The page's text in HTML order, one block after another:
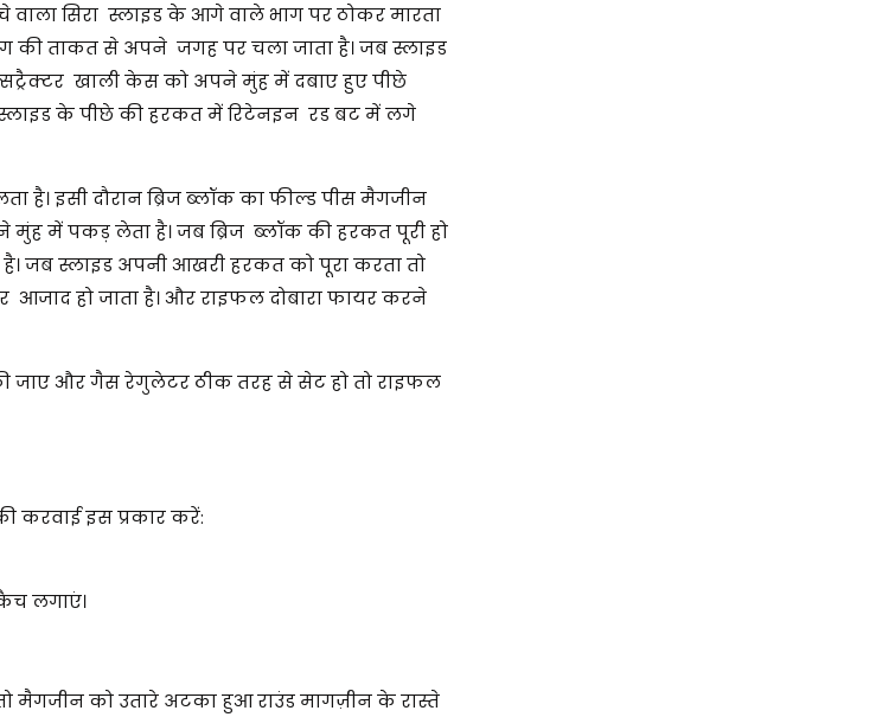
सिरा स्लाइड के आगे वाले भाग पर ठोकर मारता
की ताकत से अपने जगह पर चला जाता है। जब स्लाइड
खाली केस को अपने मुंह में दबाए हुए पीछे
के पीछे की हरकत में रिटेनइन रड बट में लगे
है। इसी दौरान ब्रिज ब्लॉक का फील्ड पीस मैगजीन
में पकड़ लेता है। जब ब्रिज ब्लॉक की हरकत पूरी हो
जब स्लाइड अपनी आखरी हरकत को पूरा करता तो
आजाद हो जाता है। और राइफल दोबारा फायर करने
जाए और गैस रेगुलेटर ठीक तरह से सेट हो तो राइफल
करवाई इस प्रकार करें:
लगाएं।
मैगजीन को उतारे अटका हुआ राउंड मागज़ीन के रास्ते